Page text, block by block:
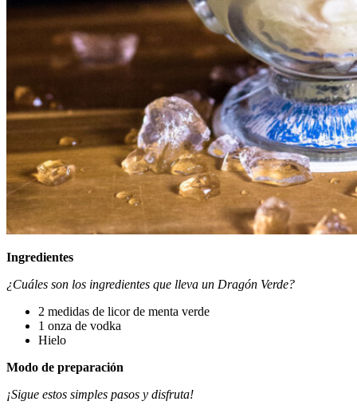
Ingredientes
¿Cuáles son los ingredientes que lleva un Dragón Verde?
2 medidas de licor de menta verde
1 onza de vodka
Hielo
Modo de preparación
¡Sigue estos simples pasos y disfruta!